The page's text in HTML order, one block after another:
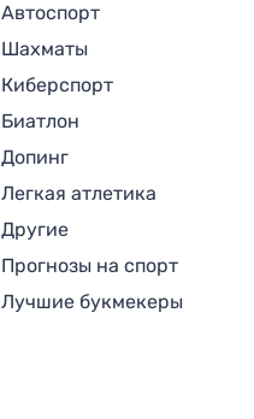
Автоспорт
Шахматы
Киберспорт
Биатлон
Допинг
Легкая атлетика
Другие
Прогнозы на спорт
Лучшие букмекеры